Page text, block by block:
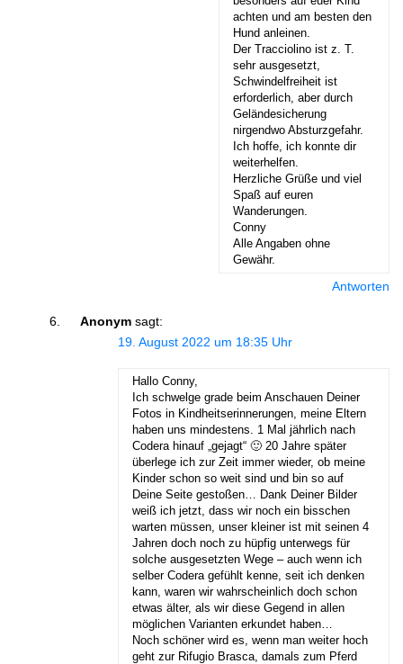
achten und am besten den
Hund anleinen.
Der Tracciolino ist z. T.
sehr ausgesetzt,
Schwindelfreiheit ist
erforderlich, aber durch
Geländesicherung
nirgendwo Absturzgefahr.
Ich hoffe, ich konnte dir
weiterhelfen.
Herzliche Grüße und viel
Spaß auf euren
Wanderungen.
Conny
Alle Angaben ohne
Gewähr.
Antworten
Anonym sagt:
19. August 2022 um 18:35 Uhr
Hallo Conny,
Ich schwelge grade beim Anschauen Deiner
Fotos in Kindheitserinnerungen, meine Eltern
haben uns mindestens. 1 Mal jährlich nach
Codera hinauf „gejagt“ 🙂 20 Jahre später
überlege ich zur Zeit immer wieder, ob meine
Kinder schon so weit sind und bin so auf
Deine Seite gestoßen… Dank Deiner Bilder
weiß ich jetzt, dass wir noch ein bisschen
warten müssen, unser kleiner ist mit seinen 4
Jahren doch noch zu hüpfig unterwegs für
solche ausgesetzten Wege – auch wenn ich
selber Codera gefühlt kenne, seit ich denken
kann, waren wir wahrscheinlich doch schon
etwas älter, als wir diese Gegend in allen
möglichen Varianten erkundet haben…
Noch schöner wird es, wenn man weiter hoch
geht zur Rifugio Brasca, damals zum Pferd